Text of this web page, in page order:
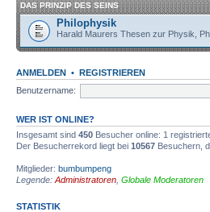
DAS PRINZIP DES SEINS
Philophysik
Harald Maurers Thesen zur Physik,
ANMELDEN • REGISTRIEREN
Benutzername:
WER IST ONLINE?
Insgesamt sind 450 Besucher online: 1
Der Besucherrekord liegt bei 10567 Besuchern,
Mitglieder: bumbumpeng
Legende: Administratoren Globale Moderatoren
STATISTIK